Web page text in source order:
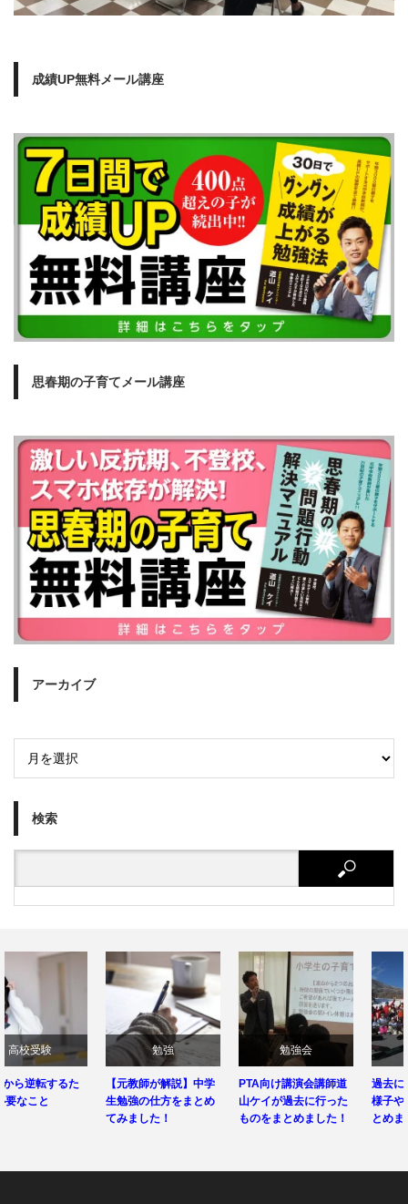
成績UP無料メール講座
思春期の子育てメール講座
アーカイブ
検索
勉強
【元教師が解説】中学
生勉強の仕方をまとめ
勉強会
PTA向け講演会講師道
山ケイが過去に行った
ものをまとめました！
過去に行った夢プロの
様子や頂いた感想をま
とめました！